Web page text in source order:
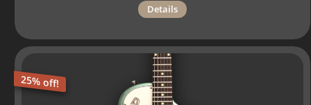
Details
25% off!